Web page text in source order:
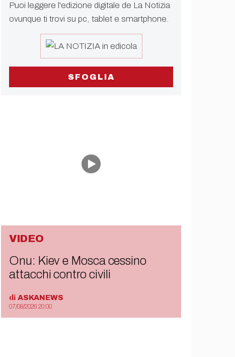
Puoi leggere l'edizione digitale de La Notizia
ovunque ti trovi su pc, tablet e smartphone.
SFOGLIA
VIDEO
Onu: Kiev e Mosca cessino
attacchi contro civili
di ASKANEWS
07/08/2026 20:00